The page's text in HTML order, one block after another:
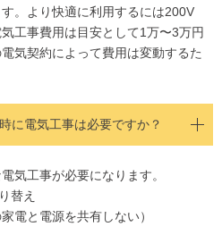
。より快適に利用するには200V
工事費用は目安として1万〜3万円
気契約によって費用は変動するた
に電気工事は必要ですか？
気工事が必要になります。
替え
電と電源を共有しない）